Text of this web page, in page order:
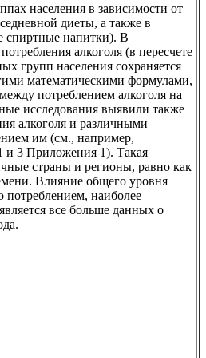
населения в зависимости от
диеты, а также в
спиртные напитки). В
алкоголя (в пересчете
групп населения сохраняется
математическими формулами,
потреблением алкоголя на
исследования выявили также
алкоголя и различными
им (см., например,
и 3 Приложения 1). Такая
страны и регионы, равно как
Влияние общего уровня
потреблением, наиболее
все больше данных о